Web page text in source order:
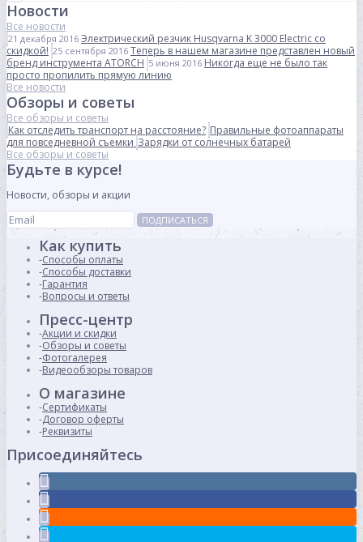
Новости
Все новости
21 декабря 2016 Электрический резчик Husqvarna K 3000 Electric со
скидкой! 25 сентября 2016 Теперь в нашем магазине представлен новый
бренд инструмента ATORCH 5 июня 2016 Никогда еще не было так
просто пропилить прямую линию
Все новости
Обзоры и советы
Все обзоры и советы
Как отследить транспорт на расстояние? Правильные фотоаппараты
для повседневной съемки Зарядки от солнечных батарей
Все обзоры и советы
Будьте в курсе!
Новости, обзоры и акции
ПОДПИСАТЬСЯ
Как купить
Способы оплаты
Способы доставки
Гарантия
Вопросы и ответы
Пресс-центр
Акции и скидки
Обзоры и советы
Фотогалерея
Видеообзоры товаров
О магазине
Сертификаты
Договор оферты
Реквизиты
Присоединяйтесь